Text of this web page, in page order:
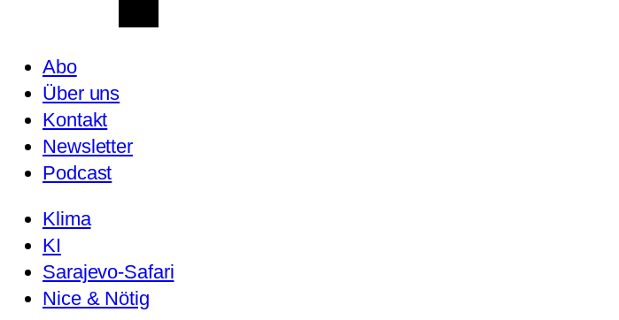
Abo
Über uns
Kontakt
Newsletter
Podcast
Klima
KI
Sarajevo-Safari
Nice & Nötig